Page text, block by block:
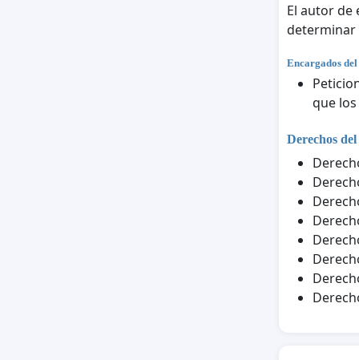
El autor de
determinar
Encargados
que
Derechos